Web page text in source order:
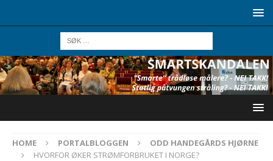
HOME PORTALBLOGGEN
ODD HANDEGÅRDS HJØRNE
HVORFOR ØKER STRØMFORBRUKET I NORGE?